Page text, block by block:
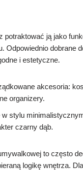
potraktować ją jako
Odpowiednio dobrane
i estetyczne.
akcesoria:
organizery.
w stylu
czarny dąb.
to często
logikę wnętrza.